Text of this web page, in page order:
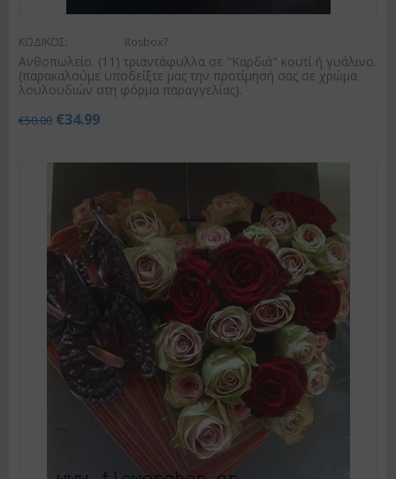
ΚΩΔΙΚΟΣ: Rosbox7
Ανθοπωλείο. (11) τριαντάφυλλα σε "Καρδιά" κουτί ή γυάλινο.
(παρακαλούμε υποδείξτε μας την προτίμησή σας σε χρώμα
λουλουδιών στη φόρμα παραγγελίας).
€50.00 €34.99